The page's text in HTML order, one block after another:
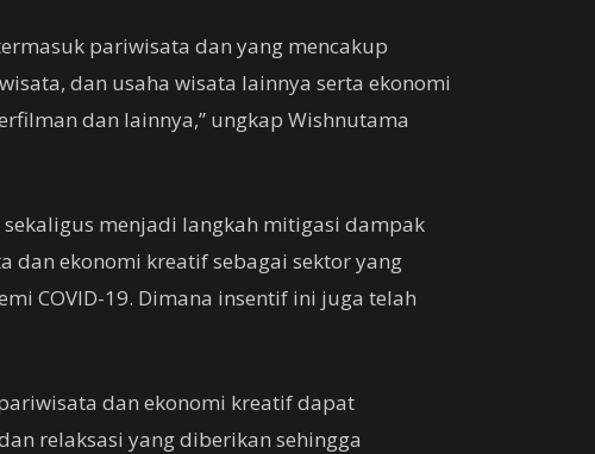
pariwisata dan yang mencakup
dan usaha wisata lainnya serta ekonomi
dan lainnya,” ungkap Wishnutama
menjadi langkah mitigasi dampak
dan ekonomi kreatif sebagai sektor yang
COVID-19. Dimana insentif ini juga telah
dan ekonomi kreatif dapat
relaksasi yang diberikan sehingga